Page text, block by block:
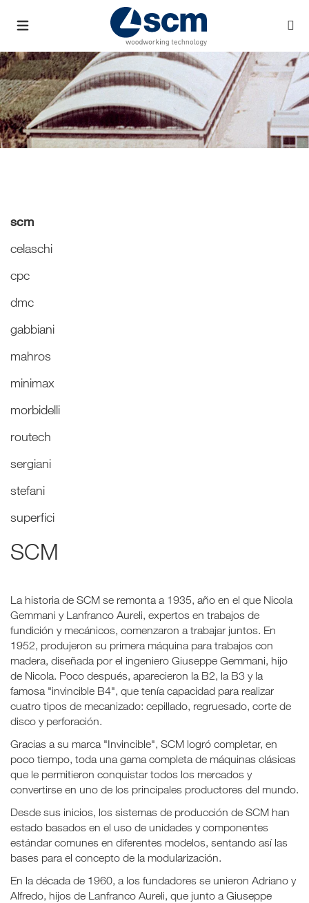
scm
celaschi
cpc
dmc
gabbiani
mahros
minimax
morbidelli
routech
sergiani
stefani
superfici
SCM
La historia de SCM se remonta a 1935, año en el que Nicola
Gemmani y Lanfranco Aureli, expertos en trabajos de
fundición y mecánicos, comenzaron a trabajar juntos. En
1952, produjeron su primera máquina para trabajos con
madera, diseñada por el ingeniero Giuseppe Gemmani, hijo
de Nicola. Poco después, aparecieron la B2, la B3 y la
famosa "invincible B4", que tenía capacidad para realizar
cuatro tipos de mecanizado: cepillado, regruesado, corte de
disco y perforación.
Gracias a su marca "Invincible", SCM logró completar, en
poco tiempo, toda una gama completa de máquinas clásicas
que le permitieron conquistar todos los mercados y
convertirse en uno de los principales productores del mundo.
Desde sus inicios, los sistemas de producción de SCM han
estado basados en el uso de unidades y componentes
estándar comunes en diferentes modelos, sentando así las
bases para el concepto de la modularización.
En la década de 1960, a los fundadores se unieron Adriano y
Alfredo, hijos de Lanfranco Aureli, que junto a Giuseppe